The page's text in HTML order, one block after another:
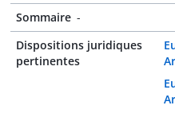
Sommaire -
Dispositions juridiques
pertinentes